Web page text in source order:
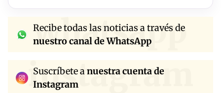
whatsapp
Recibe todas las noticias a través de
nuestro canal de WhatsApp
instagram
Suscríbete anuestra cuenta de
Instagram